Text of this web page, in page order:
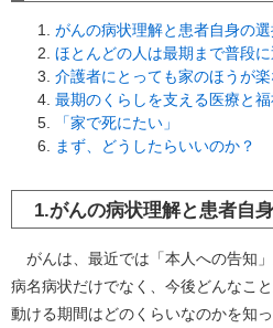
がんの病状理解と患者自身の選
ほとんどの人は最期まで普段
介護者にとっても家のほうが
最期のくらしを支える医療と
「家で死にたい」
まず、どうしたらいいのか？
1.がんの病状理解と患者自
がんは、最近では「本人への告知」
病名病状だけでなく、今後どんなこ
動ける期間はどのくらいなのかを知